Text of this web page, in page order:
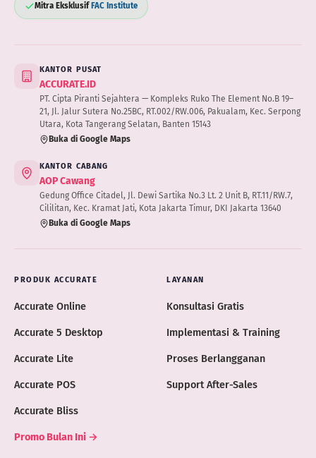
Mitra Eksklusif FAC Institute
KANTOR PUSAT
ACCURATE.ID
PT. Cipta Piranti Sejahtera — Kompleks Ruko The Element No.B 19–
21, Jl. Jalur Sutera No.25BC, RT.002/RW.006, Pakualam, Kec. Serpong
Utara, Kota Tangerang Selatan, Banten 15143
Buka di Google Maps
KANTOR CABANG
AOP Cawang
Gedung Office Citadel, Jl. Dewi Sartika No.3 Lt. 2 Unit B, RT.11/RW.7,
Cililitan, Kec. Kramat Jati, Kota Jakarta Timur, DKI Jakarta 13640
Buka di Google Maps
PRODUK ACCURATE
Accurate Online
Accurate 5 Desktop
Accurate Lite
Accurate POS
Accurate Bliss
Promo Bulan Ini →
LAYANAN
Konsultasi Gratis
Implementasi & Training
Proses Berlangganan
Support After-Sales